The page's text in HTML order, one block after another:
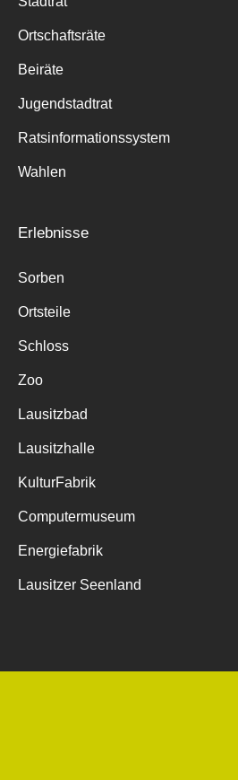
Ortschaftsräte
Beiräte
Jugendstadtrat
Ratsinformationssystem
Wahlen
Erlebnisse
Sorben
Ortsteile
Schloss
Zoo
Lausitzbad
Lausitzhalle
KulturFabrik
Computermuseum
Energiefabrik
Lausitzer Seenland